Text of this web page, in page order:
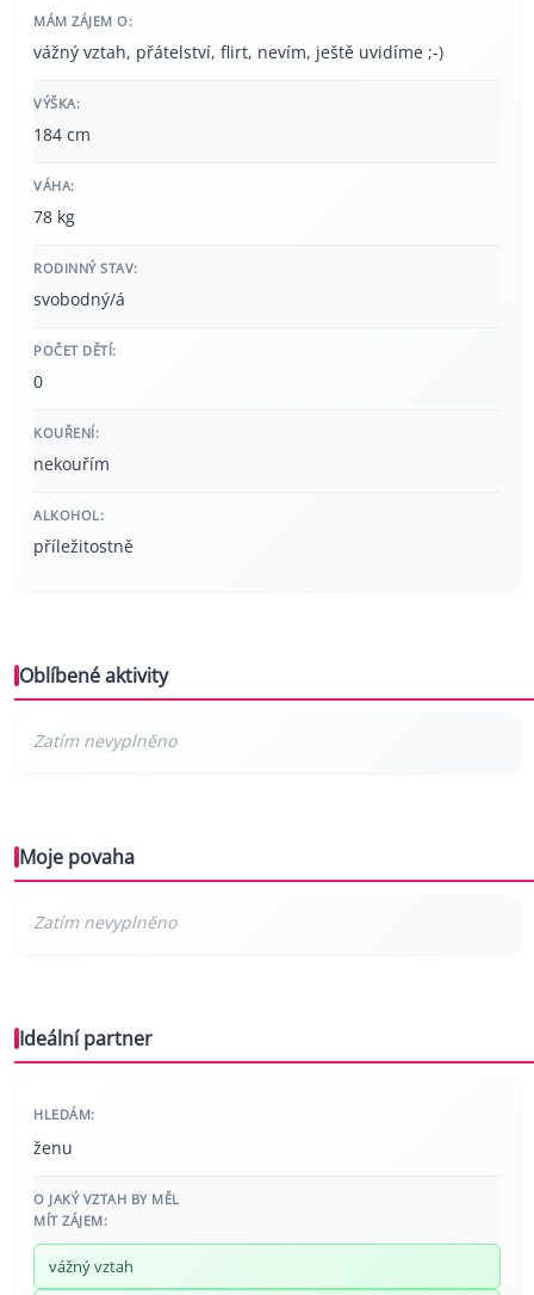
MÁM ZÁJEM O:
vážný vztah, přátelství, flirt, nevím, ještě uvidíme ;-)
VÝŠKA:
184 cm
VÁHA:
78 kg
RODINNÝ STAV:
svobodný/á
POČET DĚTÍ:
0
KOUŘENÍ:
nekouřím
ALKOHOL:
příležitostně
Oblíbené aktivity
Moje povaha
Ideální partner
HLEDÁM:
ženu
O JAKÝ VZTAH BY MĚL
MÍT ZÁJEM:
vážný vztah